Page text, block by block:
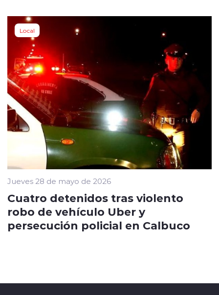
Local
Jueves 28 de mayo de 2026
Cuatro detenidos tras violento
robo de vehículo Uber y
persecución policial en Calbuco